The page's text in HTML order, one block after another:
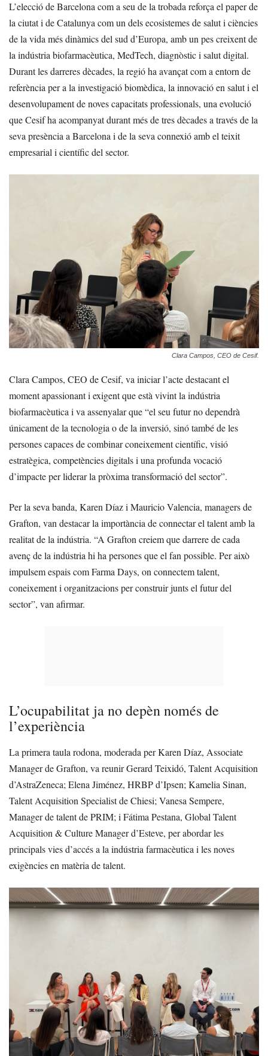
L’elecció de Barcelona com a seu de la trobada reforça el paper de
la ciutat i de Catalunya com un dels ecosistemes de salut i ciències
de la vida més dinàmics del sud d’Europa, amb un pes creixent de
la indústria biofarmacèutica, MedTech, diagnòstic i salut digital.
Durant les darreres dècades, la regió ha avançat com a entorn de
referència per a la investigació biomèdica, la innovació en salut i el
desenvolupament de noves capacitats professionals, una evolució
que Cesif ha acompanyat durant més de tres dècades a través de la
seva presència a Barcelona i de la seva connexió amb el teixit
empresarial i científic del sector.
Clara Campos, CEO de Cesif.
Clara Campos, CEO de Cesif, va iniciar l’acte destacant el
moment apassionant i exigent que està vivint la indústria
biofarmacèutica i va assenyalar que “el seu futur no dependrà
únicament de la tecnologia o de la inversió, sinó també de les
persones capaces de combinar coneixement científic, visió
estratègica, competències digitals i una profunda vocació
d’impacte per liderar la pròxima transformació del sector”.
Per la seva banda, Karen Díaz i Mauricio Valencia, managers de
Grafton, van destacar la importància de connectar el talent amb la
realitat de la indústria. “A Grafton creiem que darrere de cada
avenç de la indústria hi ha persones que el fan possible. Per això
impulsem espais com Farma Days, on connectem talent,
coneixement i organitzacions per construir junts el futur del
sector”, van afirmar.
L’ocupabilitat ja no depèn només de
l’experiència
La primera taula rodona, moderada per Karen Díaz, Associate
Manager de Grafton, va reunir Gerard Teixidó, Talent Acquisition
d’AstraZeneca; Elena Jiménez, HRBP d’Ipsen; Kamelia Sinan,
Talent Acquisition Specialist de Chiesi; Vanesa Sempere,
Manager de talent de PRIM; i Fátima Pestana, Global Talent
Acquisition & Culture Manager d’Esteve, per abordar les
principals vies d’accés a la indústria farmacèutica i les noves
exigències en matèria de talent.